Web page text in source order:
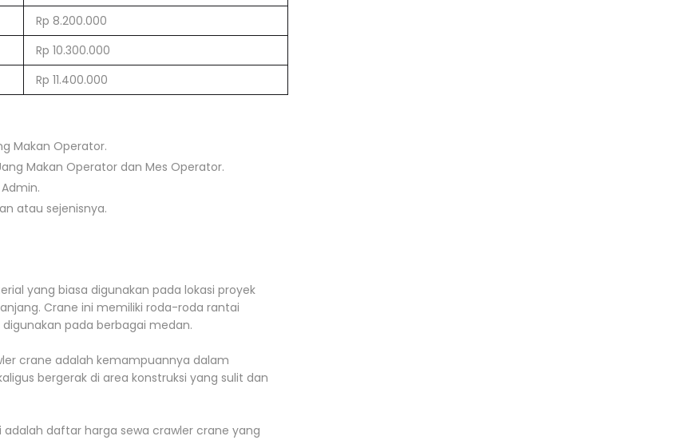
Rp 8.200.000
Rp 10.300.000
Rp 11.400.000
Makan Operator.
Makan Operator dan Mes Operator.
atau sejenisnya.
yang biasa digunakan pada lokasi proyek
Crane ini memiliki roda-roda rantai
pada berbagai medan.
crane adalah kemampuannya dalam
bergerak di area konstruksi yang sulit dan
daftar harga sewa crawler crane yang